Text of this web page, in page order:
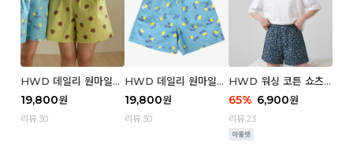
HWD 데일리 원마일
쇼츠 - 03 Poodle (우
먼)
19,800원
리뷰 30
HWD 데일리 원마일
쇼츠 - 02 Chouchou
(우먼)
19,800원
리뷰 30
HWD 워싱 코튼 쇼츠
(우먼) - 03 Berry tre
e
65% 6,900원
리뷰 23